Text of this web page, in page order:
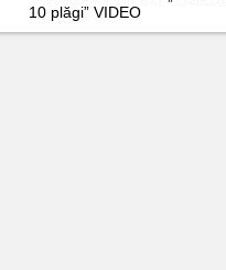
10 plăgi” VIDEO